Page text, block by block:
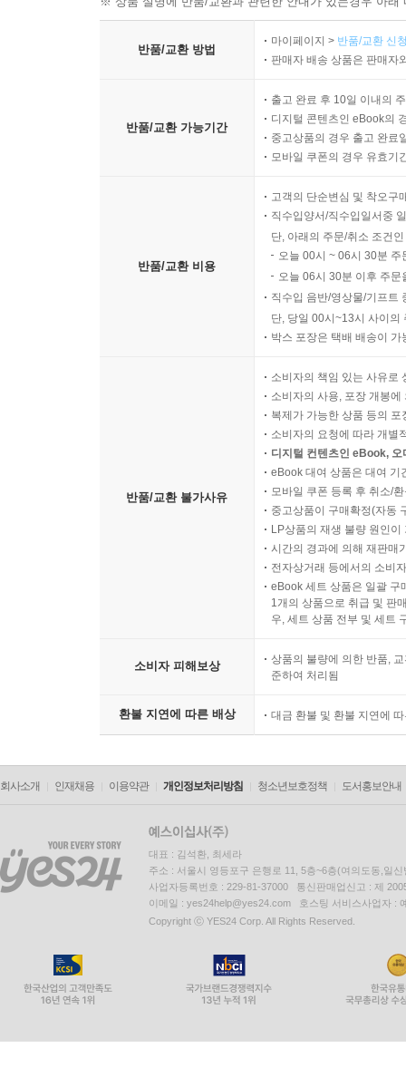
반품/교환 방법
마이페이지 > 반품/교환 신
판매자 배송 상품은 판매자
반품/교환 가능기간
출고 완료 후 10일 이내의
디지털 콘텐츠인 eBook의
중고상품의 경우 출고 완료
모바일 쿠폰의 경우 유효기
반품/교환 비용
고객의 단순변심 및 착오구
직수입양서/직수입일서중
단, 아래의 주문/취소 조건
오늘 00시 ~ 06시 30분
오늘 06시 30분 이후 주
직수입 음반/영상물/기프트
단, 당일 00시~13시 사이의
박스 포장은 택배 배송이
반품/교환 불가사유
소비자의 책임 있는 사유로
소비자의 사용, 포장 개봉
복제가 가능한 상품 등의
소비자의 요청에 따라 개별
디지털 컨텐츠인 eBook,
eBook 대여 상품은 대여 기
모바일 쿠폰 등록 후 취소/
중고상품이 구매확정(자동
LP상품의 재생 불량 원인
시간의 경과에 의해 재판매
전자상거래 등에서의 소비
eBook 세트 상품은 일괄 구
1개의 상품으로 취급 및 판
우, 세트 상품 전부 및 세트
소비자 피해보상
상품의 불량에 의한 반품,
준하여 처리됨
환불 지연에 따른 배상 대금 환불 및 환불 지연에
회사소개 인재채용 이용약관 개인정보처리방침 청소년보호정책 도서홍보안내
대표 : 김석환, 최세라
주소 : 서울시 영등포구 은행로 11, 5층~6층(여의도동,일신
사업자등록번호 : 229-81-37000 통신판매업신고 : 제
이메일 : yes24help@yes24.com 호스팅 서비스사업자 :
Copyright ⓒ YES24 Corp. All Rights Reserved.